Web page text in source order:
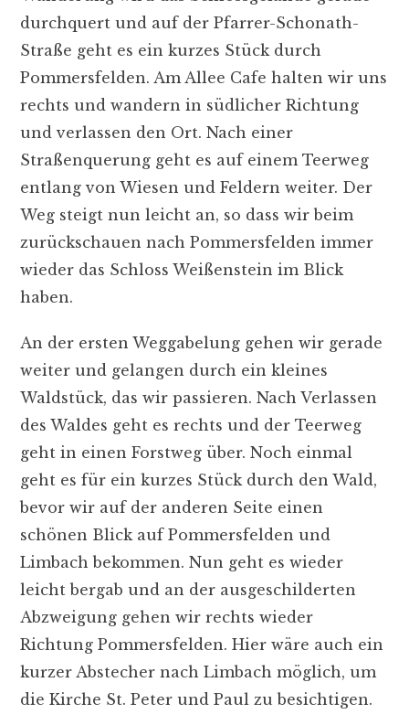
durchquert und auf der Pfarrer-Schonath-
Straße geht es ein kurzes Stück durch
Pommersfelden. Am Allee Cafe halten wir uns
rechts und wandern in südlicher Richtung
und verlassen den Ort. Nach einer
Straßenquerung geht es auf einem Teerweg
entlang von Wiesen und Feldern weiter. Der
Weg steigt nun leicht an, so dass wir beim
zurückschauen nach Pommersfelden immer
wieder das Schloss Weißenstein im Blick
haben.
An der ersten Weggabelung gehen wir gerade
weiter und gelangen durch ein kleines
Waldstück, das wir passieren. Nach Verlassen
des Waldes geht es rechts und der Teerweg
geht in einen Forstweg über. Noch einmal
geht es für ein kurzes Stück durch den Wald,
bevor wir auf der anderen Seite einen
schönen Blick auf Pommersfelden und
Limbach bekommen. Nun geht es wieder
leicht bergab und an der ausgeschilderten
Abzweigung gehen wir rechts wieder
Richtung Pommersfelden. Hier wäre auch ein
kurzer Abstecher nach Limbach möglich, um
die Kirche St. Peter und Paul zu besichtigen.